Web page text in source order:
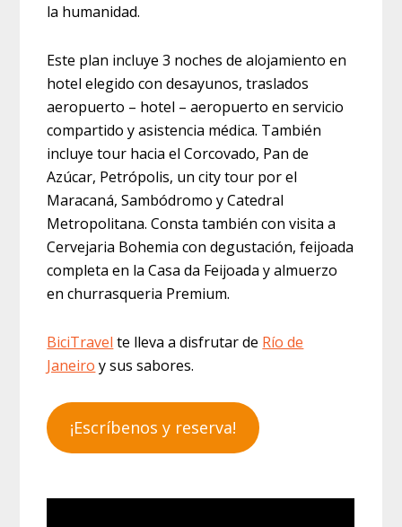
la humanidad.
Este plan incluye 3 noches de alojamiento en
hotel elegido con desayunos, traslados
aeropuerto – hotel – aeropuerto en servicio
compartido y asistencia médica. También
incluye tour hacia el Corcovado, Pan de
Azúcar, Petrópolis, un city tour por el
Maracaná, Sambódromo y Catedral
Metropolitana. Consta también con visita a
Cervejaria Bohemia con degustación, feijoada
completa en la Casa da Feijoada y almuerzo
en churrasqueria Premium.
BiciTravel te lleva a disfrutar de Río de
Janeiro y sus sabores.
¡Escríbenos y reserva!